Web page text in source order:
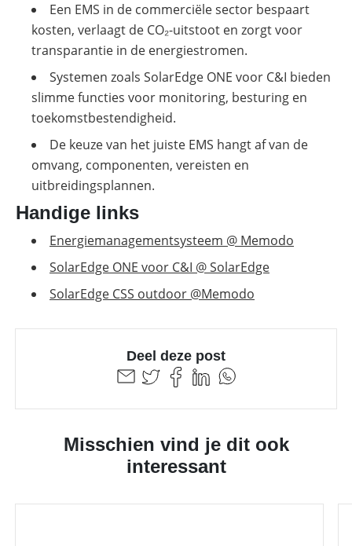
Een EMS in de commerciële sector bespaart
kosten, verlaagt de CO₂-uitstoot en zorgt voor
transparantie in de energiestromen.
Systemen zoals SolarEdge ONE voor C&I bieden
slimme functies voor monitoring, besturing en
toekomstbestendigheid.
De keuze van het juiste EMS hangt af van de
omvang, componenten, vereisten en
uitbreidingsplannen.
Handige links
Energiemanagementsysteem @ Memodo
SolarEdge ONE voor C&I @ SolarEdge
SolarEdge CSS outdoor @Memodo
Deel deze post
Misschien vind je dit ook
interessant